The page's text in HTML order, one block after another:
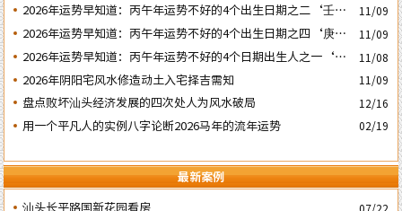
2026年运势早知道：丙午年运势不好的4个出生日期之二‘壬子’
日
11/09
2026年运势早知道：丙午年运势不好的4个出生日期之四‘庚子’
日
11/09
2026年运势早知道：丙午年运势不好的4个日期出生人之一‘戊
子’ 日
11/08
2026年阴阳宅风水修造动土入宅择吉需知 11/09
盘点败坏汕头经济发展的四次处人为风水破局 12/16
用一个平凡人的实例八字论断2026马年的流年运势 02/19
最新案例
汕头长平路国新花园看房
07/22